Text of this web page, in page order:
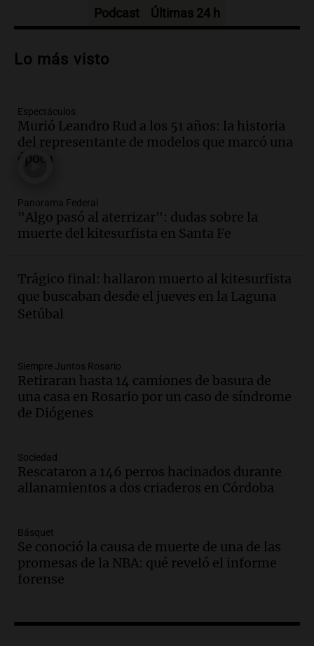
Audio.Nuevo desarrollo urbano y casa
en Villa María
Audio.
La gran exposición de la rural de
la Bulaya abrirá sus puertas mañana con
diversas actividades y sorpresas
Panorama Federal
edificios y proyecta una casa del
estudiante con 48 municipios
involucrados
Episodios
Audio.1° gol de Rosario Central a
Aldosivi (Zalazar en contra) - relato
Gato Greco
Audio.Recomendaciones de vino
bonarda para disfrutar el fin de semana
en Mendoza
Panorama Federal
Audio.
en la Sociedad Rural de Bulaya con
actividades para toda la familia
Audio.
edificios y una casa del estudiante para
jóvenes de la región
Panorama Federal
Audio.Preparativos finales para la gran
Podcast Últimas 24 h
Lo más visto
Espectáculos
Murió Leandro Rud a los 51 años: la historia
del representante de modelos que marcó una
época
Panorama Federal
"Algo pasó al aterrizar": dudas sobre la
muerte del kitesurfista en Santa Fe
Trágico final: hallaron muerto al kitesurfista
que buscaban desde el jueves en la Laguna
Setúbal
Siempre Juntos Rosario
Retiraran hasta 14 camiones de basura de
una casa en Rosario por un caso de síndrome
de Diógenes
Sociedad
Rescataron a 146 perros hacinados durante
allanamientos a dos criaderos en Córdoba
Básquet
Se conoció la causa de muerte de una de las
promesas de la NBA: qué reveló el informe
forense